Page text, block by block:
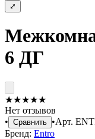
⤢
6 ДГ
★★★★★
Нет отзывов
• Сравнить •Арт.
Бренд: Entro